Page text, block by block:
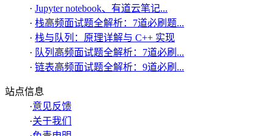
· Jupyter notebook、有道云笔记...
· 栈高频面试题全解析：7道必刷题...
· 栈与队列：原理详解与 C++ 实现
· 队列高频面试题全解析：7道必刷...
· 链表高频面试题全解析：9道必刷...
站点信息
·意见反馈
·关于我们